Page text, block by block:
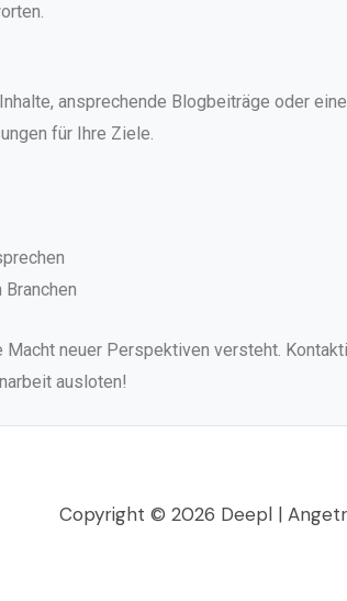
ansprechende Blogbeiträge oder
für Ihre Ziele.
neuer Perspektiven versteht.
ausloten!
Copyright © 2026 Deepl |